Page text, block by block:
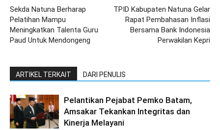
Sekda Natuna Berharap
Pelatihan Mampu
Meningkatkan Talenta Guru
Paud Untuk Mendongeng
TPID Kabupaten Natuna Gelar
Rapat Pembahasan Inflasi
Bersama Bank Indonesia
Perwakilan Kepri
ARTIKEL TERKAIT DARI PENULIS
Pelantikan Pejabat Pemko Batam,
Amsakar Tekankan Integritas dan
Kinerja Melayani